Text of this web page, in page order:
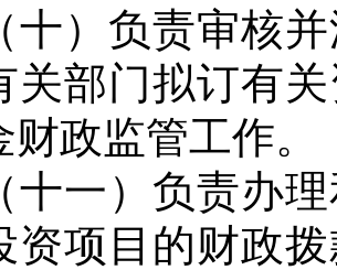
负责审核并
关部门拟订有
财政监管工作。
）负责办理
资项目的财政